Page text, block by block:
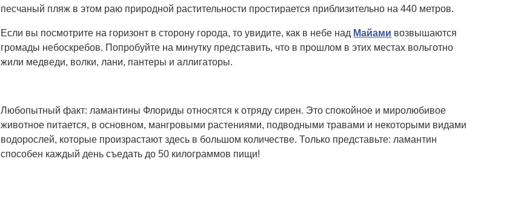
песчаный пляж в этом раю природной растительности простирается приблизительно на 440 метров.
Если вы посмотрите на горизонт в сторону города, то увидите, как в небе над Майами возвышаются
громады небоскребов. Попробуйте на минутку представить, что в прошлом в этих местах вольготно
жили медведи, волки, лани, пантеры и аллигаторы.
Любопытный факт: ламантины Флориды относятся к отряду сирен. Это спокойное и миролюбивое
животное питается, в основном, мангровыми растениями, подводными травами и некоторыми видами
водорослей, которые произрастают здесь в большом количестве. Только представьте: ламантин
способен каждый день съедать до 50 килограммов пищи!